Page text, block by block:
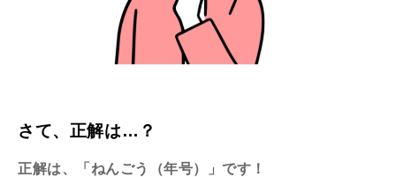
さて、正解は…？
正解は、「 ねんごう（年号） 」です！